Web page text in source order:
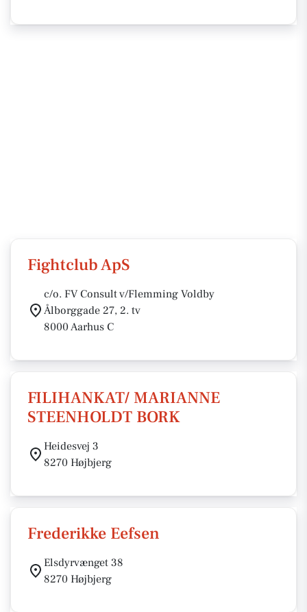
Fightclub ApS
c/o. FV Consult v/Flemming Voldby
Ålborggade 27, 2. tv
8000 Aarhus C
FILIHANKAT/ MARIANNE
STEENHOLDT BORK
Heidesvej 3
8270 Højbjerg
Frederikke Eefsen
Elsdyrvænget 38
8270 Højbjerg